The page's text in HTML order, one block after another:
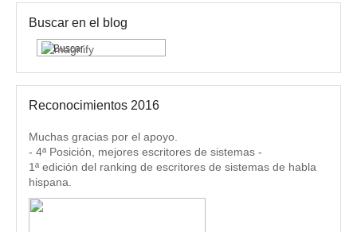
Buscar en el blog
Reconocimientos 2016
Muchas gracias por el apoyo.
- 4ª Posición, mejores escritores de sistemas -
1ª edición del ranking de escritores de sistemas de habla
hispana.